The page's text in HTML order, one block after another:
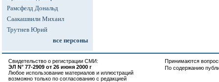
Рамсфелд Дональд
Саакашвили Михаил
Трутнев Юрий
все персоны
Свидетельство о регистрации СМИ:
ЭЛ N° 77-2909 от 26 июня 2000 г
Любое использование материалов и иллюстраций
возможно только по согласованию с редакцией
Принимаются
По содержанию